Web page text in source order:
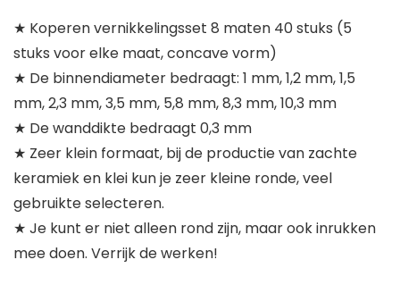
★ Koperen vernikkelingsset 8 maten 40 stuks (5
stuks voor elke maat, concave vorm)
★ De binnendiameter bedraagt: 1 mm, 1,2 mm, 1,5
mm, 2,3 mm, 3,5 mm, 5,8 mm, 8,3 mm, 10,3 mm
★ De wanddikte bedraagt 0,3 mm
★ Zeer klein formaat, bij de productie van zachte
keramiek en klei kun je zeer kleine ronde, veel
gebruikte selecteren.
★ Je kunt er niet alleen rond zijn, maar ook inrukken
mee doen. Verrijk de werken!